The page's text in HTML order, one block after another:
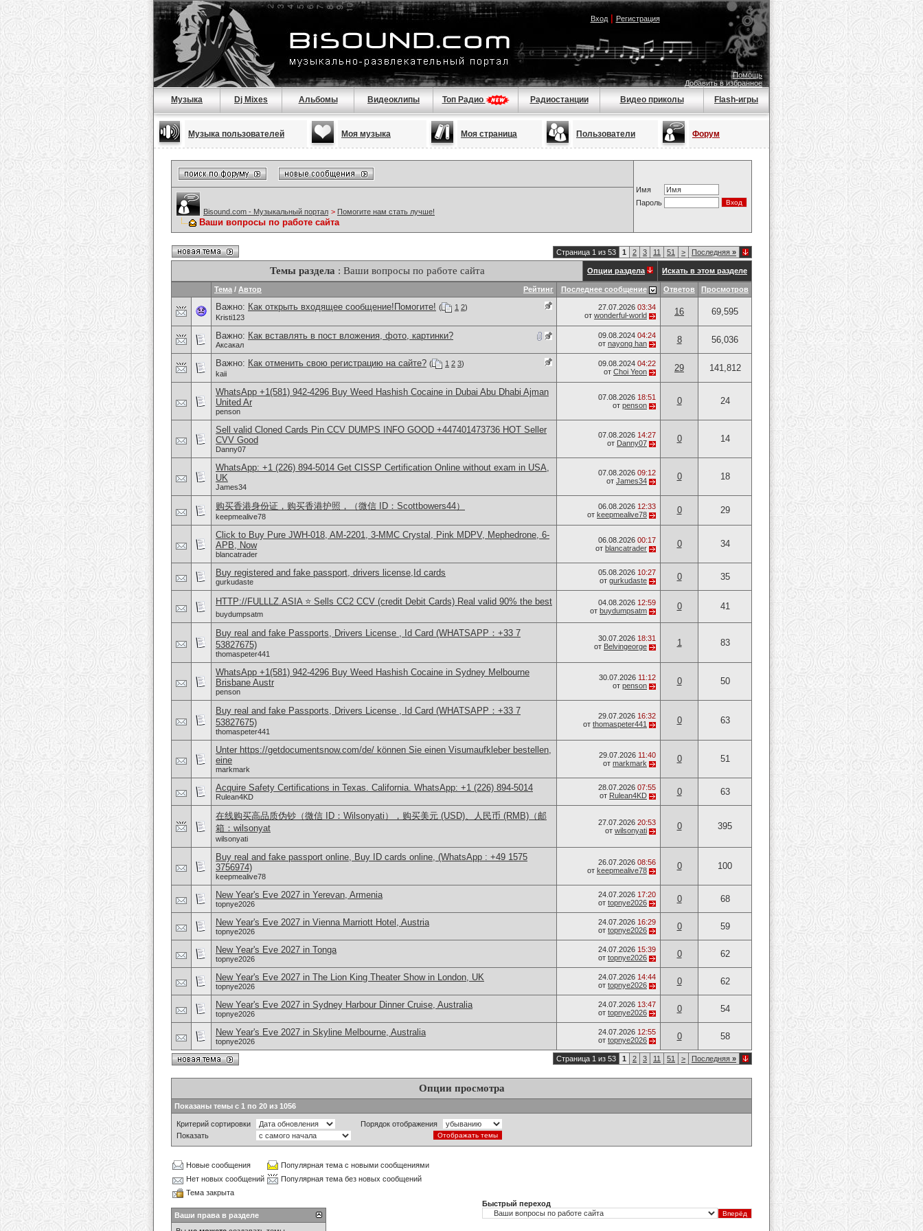
Вход| Регистрация
Помощь
Добавить в избранное
Музыка Dj Mixes Альбомы Видеоклипы Топ Радио Радиостанции Видео приколы Flash-игры
Музыка пользователей Моя музыка Моя страница Пользователи Форум
Имя
Пароль
Bisound.com - Музыкальный портал > Помогите нам стать лучше!
Ваши вопросы по работе сайта
Страница 1 из 53 1 2 3 11 51 > Последняя »
Темы раздела : Ваши вопросы по работе сайта Опции раздела Искать в этом разделе
Рейтинг
Тема / Автор Последнее сообщение Ответов Просмотров
Важно: Как открыть входящее сообщение!Помогите! ( 1 2)
Kristi123
27.07.2026 03:34
от wonderful-world 16 69,595
Важно: Как вставлять в пост вложения, фото, картинки?
Аксакал
09.08.2024 04:24
от nayong han 8 56,036
Важно: Как отменить свою регистрацию на сайте? ( 1 2 3)
kaii
09.08.2024 04:22
от Choi Yeon 29 141,812
WhatsApp +1(581) 942-4296 Buy Weed Hashish Cocaine in Dubai Abu Dhabi Ajman
United Ar
penson
07.08.2026 18:51
от penson 0 24
Sell valid Cloned Cards Pin CCV DUMPS INFO GOOD +447401473736 HOT Seller
CVV Good
Danny07
07.08.2026 14:27
от Danny07 0 14
WhatsApp: +1 (226) 894-5014​ Get CISSP Certification Online without exam in USA,
UK
James34
07.08.2026 09:12
от James34 0 18
购买香港身份证，购买香港护照，（微信 ID：Scottbowers44）
keepmealive78
06.08.2026 12:33
от keepmealive78 0 29
Click to Buy Pure JWH-018, AM-2201, 3-MMC Crystal, Pink MDPV, Mephedrone, 6-
APB, Now
blancatrader
06.08.2026 00:17
от blancatrader 0 34
Buy registered and fake passport, drivers license,Id cards
gurkudaste
05.08.2026 10:27
от gurkudaste 0 35
HTTP://FULLLZ.ASIA ⭐️ Sells CC2 CCV (credit Debit Cards) Real valid 90% the best
buydumpsatm
04.08.2026 12:59
от buydumpsatm 0 41
Buy real and fake Passports, Drivers License , Id Card (WHATSAPP：+33 7
53827675)
thomaspeter441
30.07.2026 18:31
от Belvingeorge 1 83
WhatsApp +1(581) 942-4296 Buy Weed Hashish Cocaine in Sydney Melbourne
Brisbane Austr
penson
30.07.2026 11:12
от penson 0 50
Buy real and fake Passports, Drivers License , Id Card (WHATSAPP：+33 7
53827675)
thomaspeter441
29.07.2026 16:32
от thomaspeter441 0 63
Unter https://getdocumentsnow.com/de/ können Sie einen Visumaufkleber bestellen,
eine
markmark
29.07.2026 11:40
от markmark 0 51
Acquire Safety Certifications in Texas. California. WhatsApp: +1 (226) 894-5014
Rulean4KD
28.07.2026 07:55
от Rulean4KD 0 63
在线购买高品质伪钞（微信 ID：Wilsonyati），购买美元 (USD)、人民币 (RMB)（邮
箱：wilsonyat
wilsonyati
27.07.2026 20:53
от wilsonyati 0 395
Buy real and fake passport online, Buy ID cards online, (WhatsApp : +49 1575
3756974)
keepmealive78
26.07.2026 08:56
от keepmealive78 0 100
New Year's Eve 2027 in Yerevan, Armenia
topnye2026
24.07.2026 17:20
от topnye2026 0 68
New Year's Eve 2027 in Vienna Marriott Hotel, Austria
topnye2026
24.07.2026 16:29
от topnye2026 0 59
New Year's Eve 2027 in Tonga
topnye2026
24.07.2026 15:39
от topnye2026 0 62
New Year's Eve 2027 in The Lion King Theater Show in London, UK
topnye2026
24.07.2026 14:44
от topnye2026 0 62
New Year's Eve 2027 in Sydney Harbour Dinner Cruise, Australia
topnye2026
24.07.2026 13:47
от topnye2026 0 54
New Year's Eve 2027 in Skyline Melbourne, Australia
topnye2026
24.07.2026 12:55
от topnye2026 0 58
Страница 1 из 53 1 2 3 11 51 > Последняя »
Опции просмотра
Показаны темы с 1 по 20 из 1056
Критерий сортировки
Порядок отображения
Показать
Новые сообщения
Популярная тема с новыми сообщениями
Нет новых сообщений
Популярная тема без новых сообщений
Тема закрыта
Ваши права в разделе
Быстрый переход